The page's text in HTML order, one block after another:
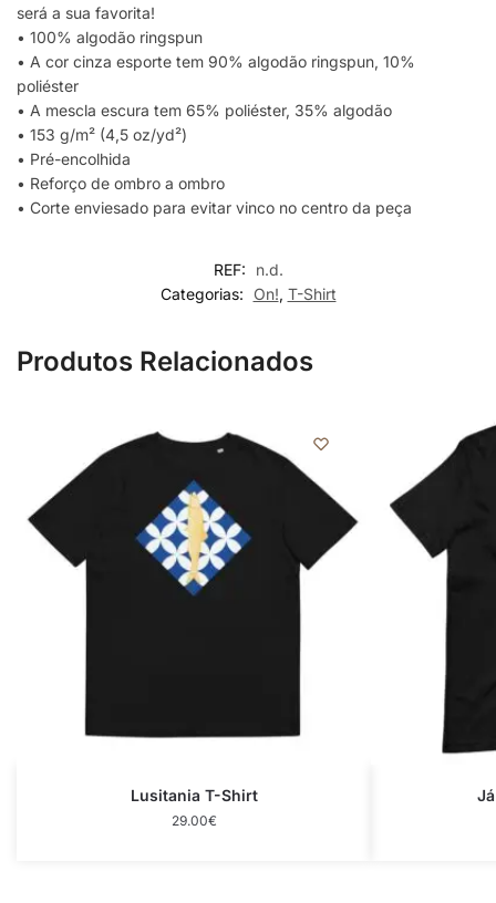
será a sua favorita!
• 100% algodão ringspun
• A cor cinza esporte tem 90% algodão ringspun, 10%
poliéster
• A mescla escura tem 65% poliéster, 35% algodão
• 153 g/m² (4,5 oz/yd²)
• Pré-encolhida
• Reforço de ombro a ombro
• Corte enviesado para evitar vinco no centro da peça
REF:
n.d.
Categorias:
On!, T-Shirt
Produtos Relacionados
Lusitania T-Shirt
29.00€